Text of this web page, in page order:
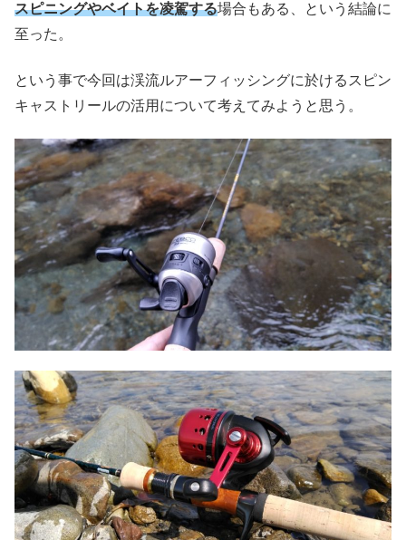
スピニングやベイトを凌駕する場合もある、という結論に
至った。
という事で今回は渓流ルアーフィッシングに於けるスピン
キャストリールの活用について考えてみようと思う。